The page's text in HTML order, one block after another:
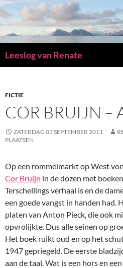
Leeslog van Renate
INHOUD
FICTIE
COR BRUIJN –
ZATERDAG 03 SEPTEMBER 2011
PLAATSEN
Op een rommelmarkt op West
Cor Bruijn in de dozen met
Terschellings verhaal is en de
een goede vangst in handen had.
platen van Anton Pieck, die ook
opvrolijkte. Dus alle seinen op
Het boek ruikt oud en op het
1947 gepriegeld. De eerste
aan de taal. Wat is een hors en